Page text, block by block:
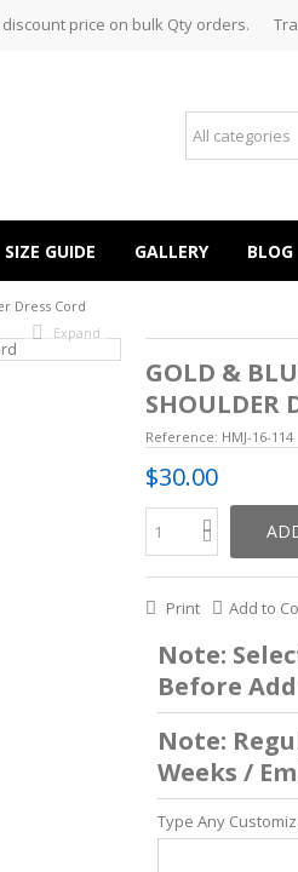
price on bulk Qty orders.
SIZE GUIDE GALLERY BLOG
Dress Cord
Expand
GOLD &
SHOULDER
Reference: HMJ-16-114
$30.00
Print Add to
Note:
Before
Note:
Weeks /
Type Any